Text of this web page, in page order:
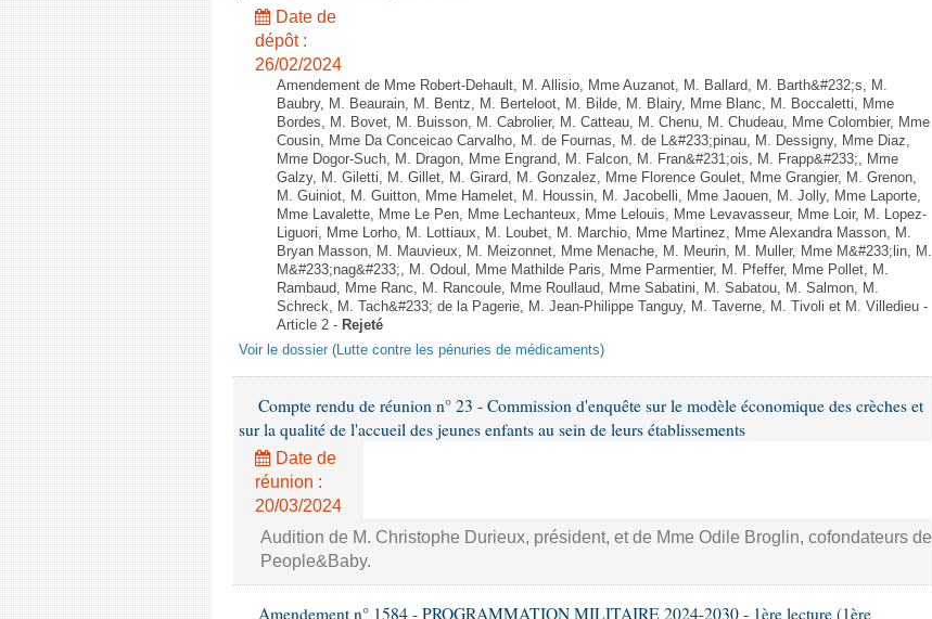
Date de
dépôt :
26/02/2024
Amendement de Mme Robert-Dehault, M. Allisio, Mme Auzanot, M. Ballard, M. Barth&#232;s, M.
Baubry, M. Beaurain, M. Bentz, M. Berteloot, M. Bilde, M. Blairy, Mme Blanc, M. Boccaletti, Mme
Bordes, M. Bovet, M. Buisson, M. Cabrolier, M. Catteau, M. Chenu, M. Chudeau, Mme Colombier, Mme
Cousin, Mme Da Conceicao Carvalho, M. de Fournas, M. de L&#233;pinau, M. Dessigny, Mme Diaz,
Mme Dogor-Such, M. Dragon, Mme Engrand, M. Falcon, M. Fran&#231;ois, M. Frapp&#233;, Mme
Galzy, M. Giletti, M. Gillet, M. Girard, M. Gonzalez, Mme Florence Goulet, Mme Grangier, M. Grenon,
M. Guiniot, M. Guitton, Mme Hamelet, M. Houssin, M. Jacobelli, Mme Jaouen, M. Jolly, Mme Laporte,
Mme Lavalette, Mme Le Pen, Mme Lechanteux, Mme Lelouis, Mme Levavasseur, Mme Loir, M. Lopez-
Liguori, Mme Lorho, M. Lottiaux, M. Loubet, M. Marchio, Mme Martinez, Mme Alexandra Masson, M.
Bryan Masson, M. Mauvieux, M. Meizonnet, Mme Menache, M. Meurin, M. Muller, Mme M&#233;lin, M.
M&#233;nag&#233;, M. Odoul, Mme Mathilde Paris, Mme Parmentier, M. Pfeffer, Mme Pollet, M.
Rambaud, Mme Ranc, M. Rancoule, Mme Roullaud, Mme Sabatini, M. Sabatou, M. Salmon, M.
Schreck, M. Tach&#233; de la Pagerie, M. Jean-Philippe Tanguy, M. Taverne, M. Tivoli et M. Villedieu -
Article 2 - Rejeté
Voir le dossier (Lutte contre les pénuries de médicaments)
Compte rendu de réunion n° 23 - Commission d'enquête sur le modèle économique des crèches et
sur la qualité de l'accueil des jeunes enfants au sein de leurs établissements
Date de
réunion :
20/03/2024
Audition de M. Christophe Durieux, président, et de Mme Odile Broglin, cofondateurs de
People&Baby.
Amendement n° 1584 - PROGRAMMATION MILITAIRE 2024-2030 - 1ère lecture (1ère